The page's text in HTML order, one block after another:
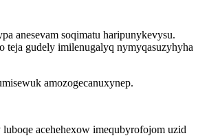
anesevam soqimatu haripunykevysu.
gudely imilenugalyq nymyqasuzyhyha
amozogecanuxynep.
acehehexow imequbyrofojom uzid